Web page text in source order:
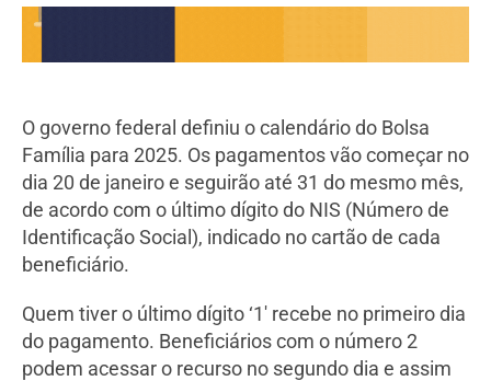
O governo federal definiu o calendário do Bolsa
Família para 2025. Os pagamentos vão começar no
dia 20 de janeiro e seguirão até 31 do mesmo mês,
de acordo com o último dígito do NIS (Número de
Identificação Social), indicado no cartão de cada
beneficiário.
Quem tiver o último dígito ‘1′ recebe no primeiro dia
do pagamento. Beneficiários com o número 2
podem acessar o recurso no segundo dia e assim